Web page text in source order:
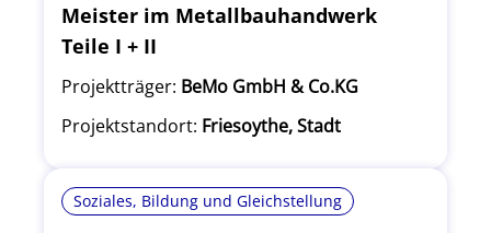
Meister im Metallbauhandwerk
Teile I + II
Projektträger: BeMo GmbH & Co.KG
Projektstandort: Friesoythe, Stadt
Soziales, Bildung und Gleichstellung